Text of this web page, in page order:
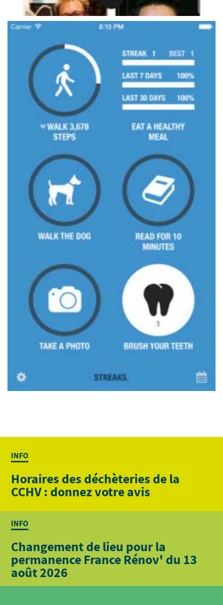
INFO
Horaires des déchèteries de la
CCHV : donnez votre avis
INFO
Changement de lieu pour la
permanence France Rénov' du 13
août 2026